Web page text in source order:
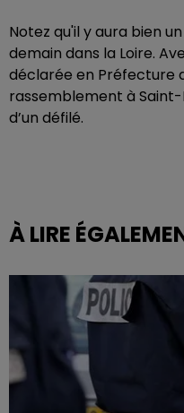
Notez qu'il y aura bien
demain dans la Loire.
déclarée en Préfecture
rassemblement à Saint-
d’un défilé.
À LIRE